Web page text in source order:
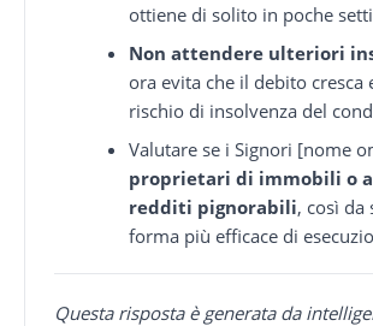
ottiene di solito in poche
Non attendere ulteriori
ora evita che il debito cresca
rischio di insolvenza del
Valutare se i Signori [nome
proprietari di immobili o
redditi pignorabili, così da
forma più efficace di
Questa risposta è generata da